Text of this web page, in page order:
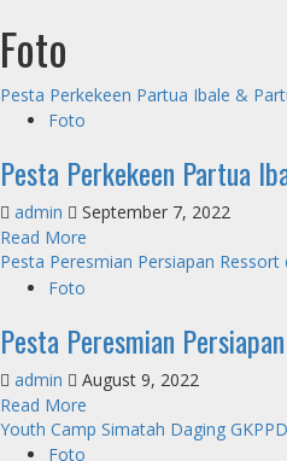
Foto
Pesta Perkekeen Partua Ibale &
Foto
Pesta Perkekeen Partua
admin
September 7, 2022
Read More
more
Perkekeen
Partua
Ibale
Partua
Pesta Peresmian Persiapan
Foto
Pesta Peresmian
admin
August 9, 2022
Read More
more
Youth Camp Simatah Daging
Foto